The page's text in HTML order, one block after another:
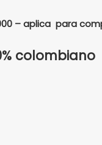
– aplica para
colombiano